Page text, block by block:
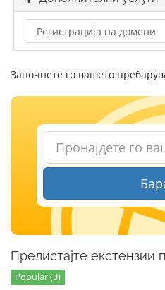
Започнете го вашето
Прелистајте екстензии
Popular (3)